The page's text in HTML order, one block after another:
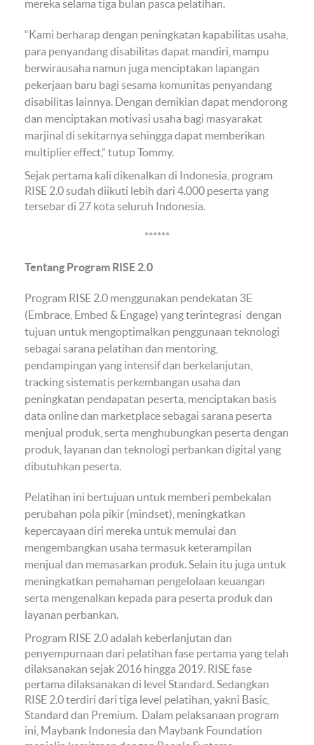
mereka selama tiga bulan pasca pelatihan.
“Kami berharap dengan peningkatan kapabilitas usaha,
para penyandang disabilitas dapat mandiri, mampu
berwirausaha namun juga menciptakan lapangan
pekerjaan baru bagi sesama komunitas penyandang
disabilitas lainnya. Dengan demikian dapat mendorong
dan menciptakan motivasi usaha bagi masyarakat
marjinal di sekitarnya sehingga dapat memberikan
multiplier effect,” tutup Tommy.
Sejak pertama kali dikenalkan di Indonesia, program
RISE 2.0 sudah diikuti lebih dari 4.000 peserta yang
tersebar di 27 kota seluruh Indonesia.
******
Tentang Program RISE 2.0
Program RISE 2.0 menggunakan pendekatan 3E
(Embrace, Embed & Engage) yang terintegrasi dengan
tujuan untuk mengoptimalkan penggunaan teknologi
sebagai sarana pelatihan dan mentoring,
pendampingan yang intensif dan berkelanjutan,
tracking sistematis perkembangan usaha dan
peningkatan pendapatan peserta, menciptakan basis
data online dan marketplace sebagai sarana peserta
menjual produk, serta menghubungkan peserta dengan
produk, layanan dan teknologi perbankan digital yang
dibutuhkan peserta.
Pelatihan ini bertujuan untuk memberi pembekalan
perubahan pola pikir (mindset), meningkatkan
kepercayaan diri mereka untuk memulai dan
mengembangkan usaha termasuk keterampilan
menjual dan memasarkan produk. Selain itu juga untuk
meningkatkan pemahaman pengelolaan keuangan
serta mengenalkan kepada para peserta produk dan
layanan perbankan.
Program RISE 2.0 adalah keberlanjutan dan
penyempurnaan dari pelatihan fase pertama yang telah
dilaksanakan sejak 2016 hingga 2019. RISE fase
pertama dilaksanakan di level Standard. Sedangkan
RISE 2.0 terdiri dari tiga level pelatihan, yakni Basic,
Standard dan Premium. Dalam pelaksanaan program
ini, Maybank Indonesia dan Maybank Foundation